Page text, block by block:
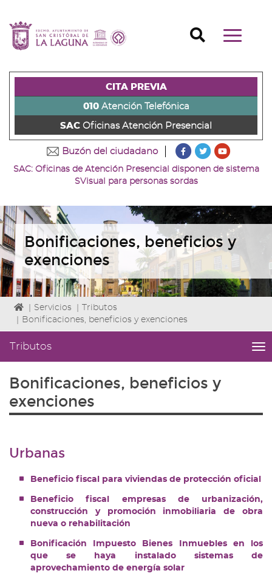
contenido
principal
página
s)
a
la
la
+
Ir
al
la
+
Ir
principal
u)
Mostrar/
Buscador
CITA PREVIA
010Atención Telefónica
SAC Oficinas Atención Presencial
Buzón del ciudadano
???
Ir
a
página
de
Facebook
???
Ir
página
de
Twitter
Ir
canal
de
Youtube
SAC: Oficinas de Atención Presencial disponen de sistema
SVisual para personas sordas
Bonificaciones, beneficios y
exenciones
Icono
de
Home
para
la
de
inicio
Servicios
Tributos
Bonificaciones, beneficios y exenciones
Tributos
Bonificaciones, beneficios y
exenciones
Urbanas
Beneficio fiscal para viviendas de protección oficial
Beneficio fiscal empresas de urbanización,
construcción y promoción inmobiliaria de obra
nueva o rehabilitación
Bonificación Impuesto Bienes Inmuebles en los
que se haya instalado sistemas de
aprovechamiento de energía solar